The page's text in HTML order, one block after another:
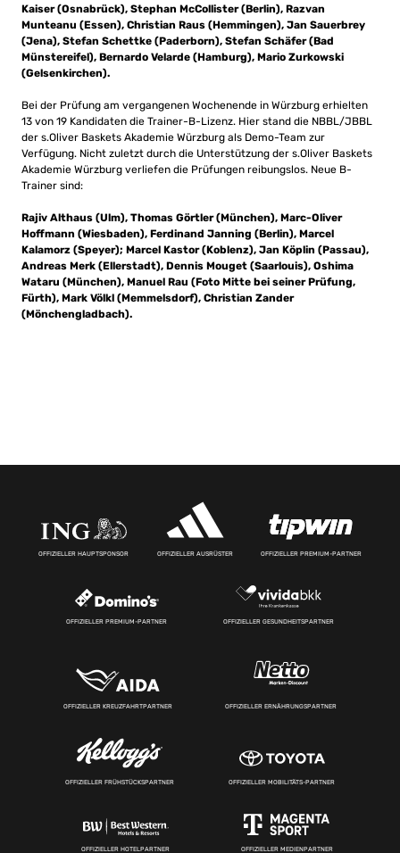
Kaiser (Osnabrück), Stephan McCollister (Berlin), Razvan
Munteanu (Essen), Christian Raus (Hemmingen), Jan Sauerbrey
(Jena), Stefan Schettke (Paderborn), Stefan Schäfer (Bad
Münstereifel), Bernardo Velarde (Hamburg), Mario Zurkowski
(Gelsenkirchen).
Bei der Prüfung am vergangenen Wochenende in Würzburg erhielten
13 von 19 Kandidaten die Trainer-B-Lizenz. Hier stand die NBBL/JBBL
der s.Oliver Baskets Akademie Würzburg als Demo-Team zur
Verfügung. Nicht zuletzt durch die Unterstützung der s.Oliver Baskets
Akademie Würzburg verliefen die Prüfungen reibungslos. Neue B-
Trainer sind:
Rajiv Althaus (Ulm), Thomas Görtler (München), Marc-Oliver
Hoffmann (Wiesbaden), Ferdinand Janning (Berlin), Marcel
Kalamorz (Speyer); Marcel Kastor (Koblenz), Jan Köplin (Passau),
Andreas Merk (Ellerstadt), Dennis Mouget (Saarlouis), Oshima
Wataru (München), Manuel Rau (Foto Mitte bei seiner Prüfung,
Fürth), Mark Völkl (Memmelsdorf), Christian Zander
(Mönchengladbach).
OFFIZIELLER HAUPTSPONSOR OFFIZIELLER AUSRÜSTER OFFIZIELLER PREMIUM-PARTNER
OFFIZIELLER PREMIUM-PARTNER OFFIZIELLER GESUNDHEITSPARTNER
OFFIZIELLER KREUZFAHRTPARTNER OFFIZIELLER ERNÄHRUNGSPARTNER
OFFIZIELLER FRÜHSTÜCKSPARTNER OFFIZIELLER MOBILITÄTS-PARTNER
OFFIZIELLER HOTELPARTNER OFFIZIELLER MEDIENPARTNER